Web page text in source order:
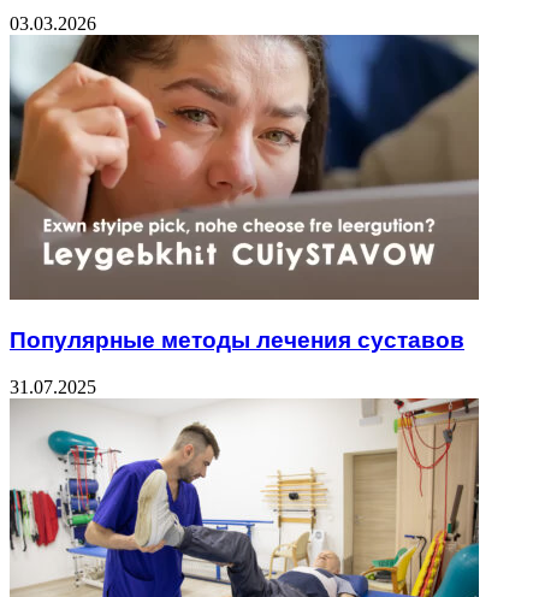
03.03.2026
Популярные методы лечения суставов
31.07.2025